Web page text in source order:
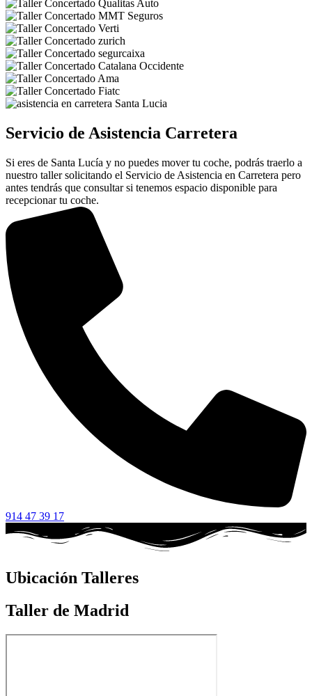
Servicio de Asistencia Carretera
Si eres de Santa Lucía y no puedes mover tu coche, podrás traerlo a
nuestro taller solicitando el Servicio de Asistencia en Carretera pero
antes tendrás que consultar si tenemos espacio disponible para
recepcionar tu coche.
914 47 39 17
Ubicación Talleres
Taller de Madrid